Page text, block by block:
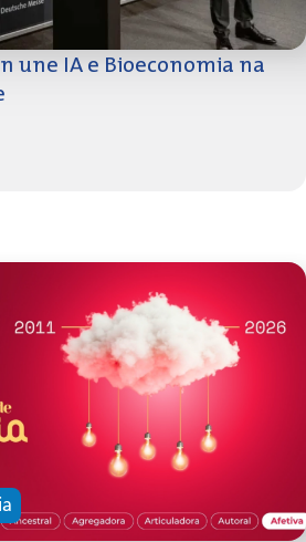
une IA e Bioeconomia na